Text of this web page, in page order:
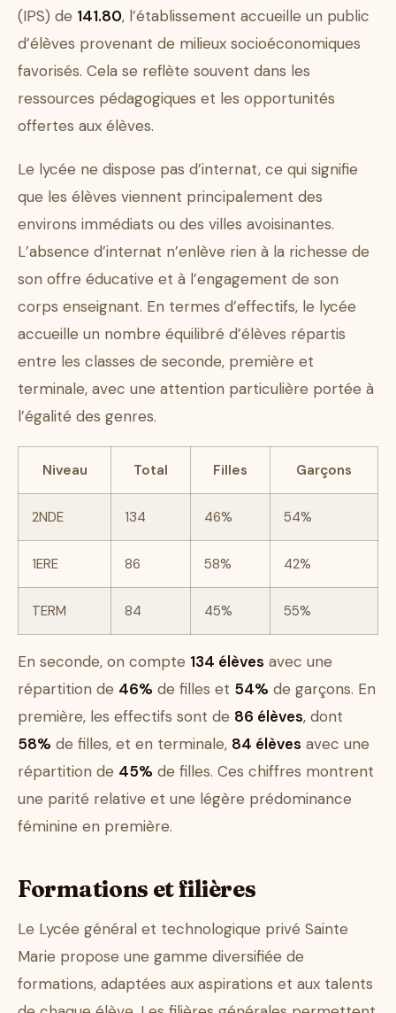
(IPS) de 141.80, l’établissement accueille un public
d’élèves provenant de milieux socioéconomiques
favorisés. Cela se reflète souvent dans les
ressources pédagogiques et les opportunités
offertes aux élèves.
Le lycée ne dispose pas d’internat, ce qui signifie
que les élèves viennent principalement des
environs immédiats ou des villes avoisinantes.
L’absence d’internat n’enlève rien à la richesse de
son offre éducative et à l’engagement de son
corps enseignant. En termes d’effectifs, le lycée
accueille un nombre équilibré d’élèves répartis
entre les classes de seconde, première et
terminale, avec une attention particulière portée à
l’égalité des genres.
Niveau Total Filles Garçons
2NDE 134 46% 54%
1ERE 86 58% 42%
TERM 84 45% 55%
En seconde, on compte 134 élèves avec une
répartition de 46% de filles et 54% de garçons. En
première, les effectifs sont de 86 élèves, dont
58% de filles, et en terminale, 84 élèves avec une
répartition de 45% de filles. Ces chiffres montrent
une parité relative et une légère prédominance
féminine en première.
Formations et filières
Le Lycée général et technologique privé Sainte
Marie propose une gamme diversifiée de
formations, adaptées aux aspirations et aux talents